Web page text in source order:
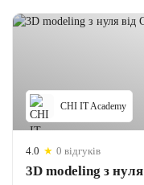
CHI IT Academy
4.0 ★ 0 відгуків
3D modeling з нуля